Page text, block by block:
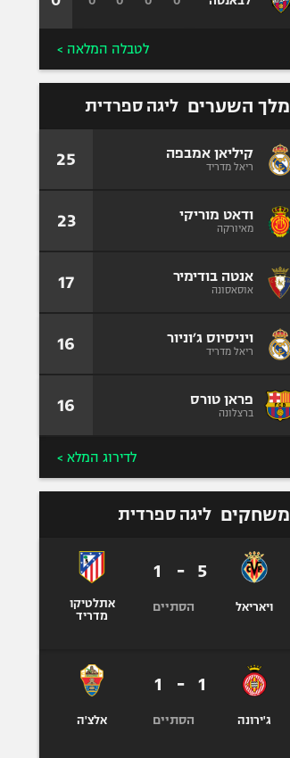
לטבלה המלאה >
מלך השערים ליגה ספרדית
קיליאן אמבפה
ריאל מדריד 25
ודאט מוריקי
מאיורקה 23
אנטה בודימיר
אוסאסונה 17
ויניסיוס ג׳וניור
ריאל מדריד 16
פראן טורס
ברצלונה 16
לדירוג המלא >
משחקים ליגה ספרדית
ויאריאל
5
-
1
הסתיים
אתלטיקו
מדריד
ג'ירונה
1
-
1
הסתיים אלצ'ה